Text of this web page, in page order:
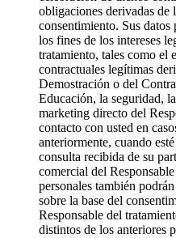
obligaciones derivadas de
consentimiento. Sus datos
los fines de los intereses
tratamiento, tales como el
contractuales legítimas
Demostración o del
Educación, la seguridad,
marketing directo del
contacto con usted en
anteriormente, cuando
consulta recibida de su
comercial del
personales también
sobre la base del
Responsable del
distintos de los anteriores